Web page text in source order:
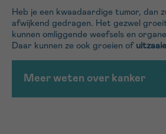
Heb je een kwaadaardige tumor, dan
afwijkend gedragen. Het gezwel
kunnen omliggende weefsels en
Daar kunnen ze ook groeien of
Meer weten over kanker
Ja, stuur mij de nieuwsbrief
Ik aanvaard de
*VERPLICHT VELD
Sturen